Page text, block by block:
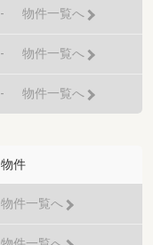
- 物件一覧へ
- 物件一覧へ
- 物件一覧へ
物件
物件一覧へ